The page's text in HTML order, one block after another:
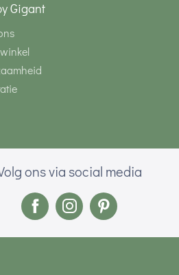
Gigant
ons via social media